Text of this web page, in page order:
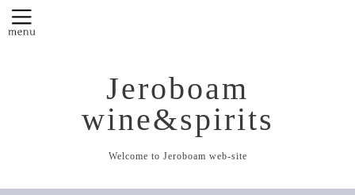
Jeroboam
wine&spirits
Welcome to Jeroboam web-site